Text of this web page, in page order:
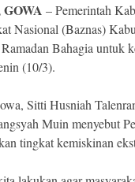
– Pemerintah
Nasional (Baznas)
Bahagia untuk
(10/3).
Sitti Husniah
Muin menyebut
tingkat kemiskinan